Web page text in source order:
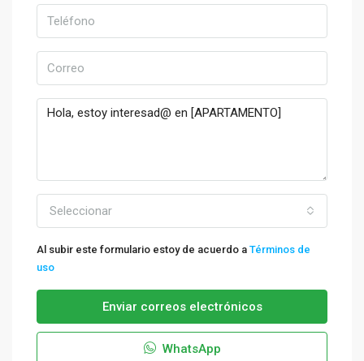
Seleccionar
Al subir este formulario estoy de acuerdo a Términos de
uso
Enviar correos electrónicos
WhatsApp